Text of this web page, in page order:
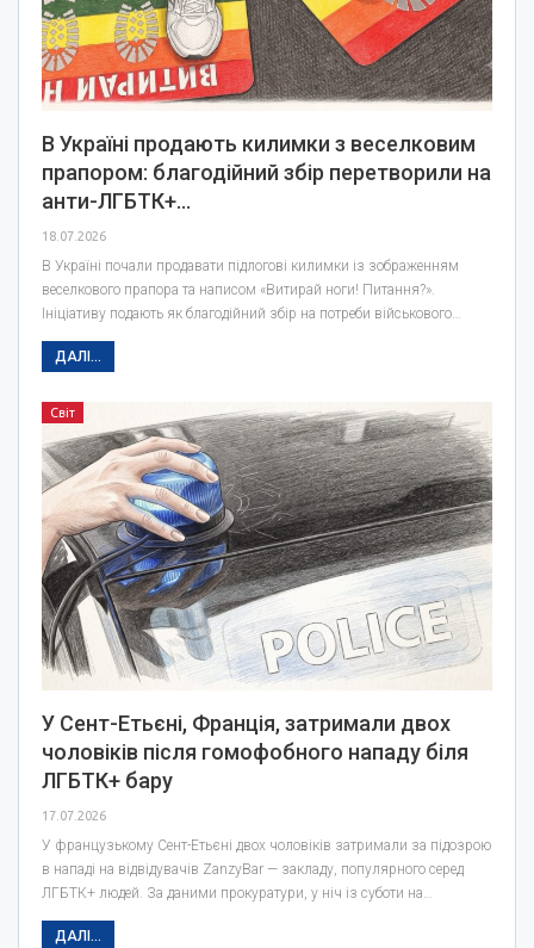
В Україні продають килимки з веселковим
прапором: благодійний збір перетворили на
анти-ЛГБТК+…
18.07.2026
В Україні почали продавати підлогові килимки із зображенням
веселкового прапора та написом «Витирай ноги! Питання?».
Ініціативу подають як благодійний збір на потреби військового…
ДАЛІ...
Світ
У Сент-Етьєні, Франція, затримали двох
чоловіків після гомофобного нападу біля
ЛГБТК+ бару
17.07.2026
У французькому Сент-Етьєні двох чоловіків затримали за підозрою
в нападі на відвідувачів ZanzyBar — закладу, популярного серед
ЛГБТК+ людей. За даними прокуратури, у ніч із суботи на…
ДАЛІ...